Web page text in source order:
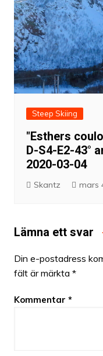
Steep Skiing
"Esthers
D-S4-E2-43°
2020-03-04
Skantz mars
Lämna ett svar
Din e-postadress
fält är märkta *
Kommentar *